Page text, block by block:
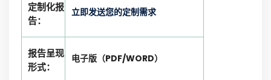
定制化报
告：
立即发送您的定制需求
报告呈现
形式：
电子版（PDF/WORD）